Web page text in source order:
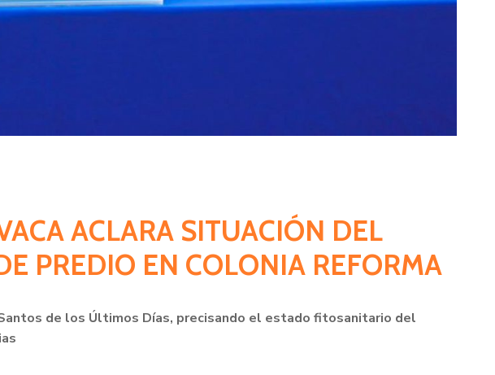
ACLARA SITUACIÓN DEL
PREDIO EN COLONIA REFORMA
de los Últimos Días, precisando el estado fitosanitario del